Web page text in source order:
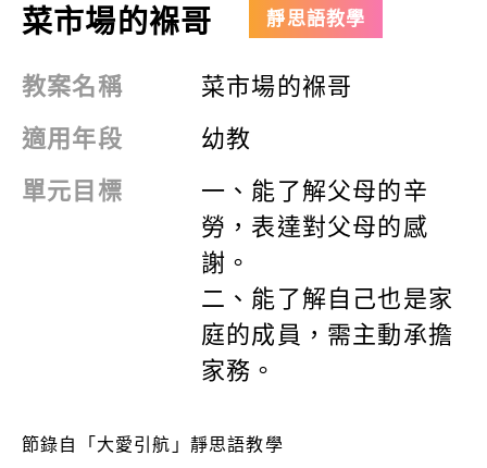
菜市場的褓哥 靜思語教學
教案名稱
菜市場的褓哥
適用年段
幼教
單元目標
一、能了解父母的辛
勞，表達對父母的感
謝 。
二、能了解自己也是家
庭的成員，需主動承擔
家務。
節錄自「大愛引航」靜思語教學